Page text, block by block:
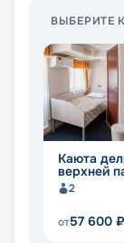
ВЫБЕРИТЕ
Каюта
верхней
2
от57 600 ₽